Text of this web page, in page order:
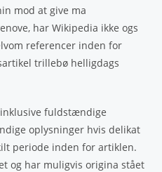
mod at give ma
har Wikipedia ikke ogs
referencer inden for
trillebø helligdags
fuldstændige
oplysninger hvis delikat
periode inden for artiklen.
og har muligvis origina stået